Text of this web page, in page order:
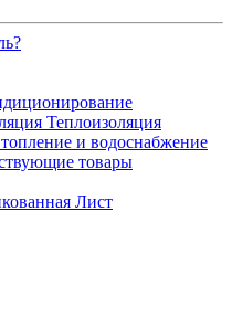
Теплоизоляция
и водоснабжение
товары
Лист